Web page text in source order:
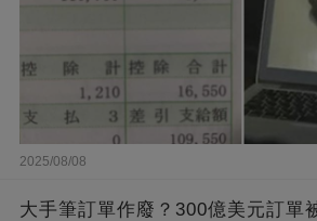
2025/08/08
大手筆訂單作廢？300億美元訂單